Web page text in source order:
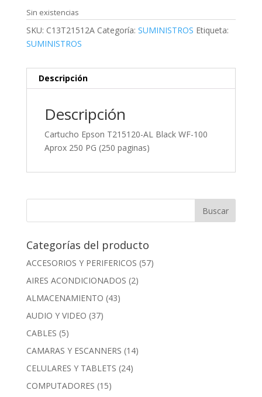
Sin existencias
SKU: C13T21512A Categoría: SUMINISTROS Etiqueta:
SUMINISTROS
Descripción
Descripción
Cartucho Epson T215120-AL Black WF-100
Aprox 250 PG (250 paginas)
Categorías del producto
ACCESORIOS Y PERIFERICOS (57)
AIRES ACONDICIONADOS (2)
ALMACENAMIENTO (43)
AUDIO Y VIDEO (37)
CABLES (5)
CAMARAS Y ESCANNERS (14)
CELULARES Y TABLETS (24)
COMPUTADORES (15)